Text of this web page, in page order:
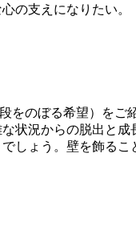
の支えになりたい。
をのぼる希望）を
状況からの脱出と
しょう。壁を飾る